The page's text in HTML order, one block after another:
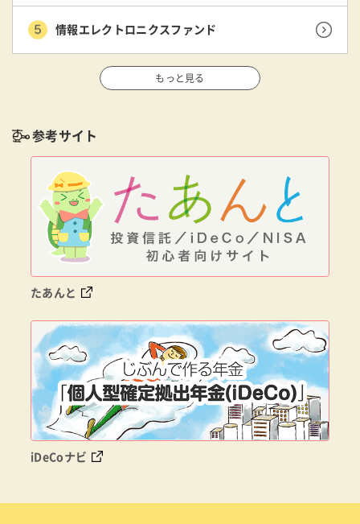
情報エレクトロニクスファンド
もっと見る
参考サイト
たあんと
iDeCoナビ